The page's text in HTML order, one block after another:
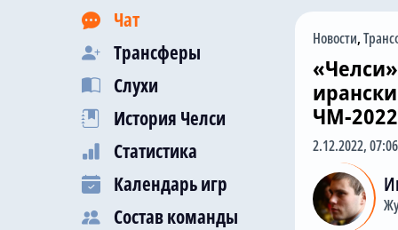
Чат
Трансферы
Слухи
История Челси
Статистика
Календарь игр
Состав команды
Новости,
ЧМ-
2.12.2022, 07:06